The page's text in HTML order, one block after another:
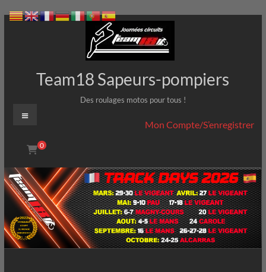
Aller
Team18 Sapeurs-pompiers
Des roulages motos pour tous !
Mon Compte/S’enregistrer
Menu
0